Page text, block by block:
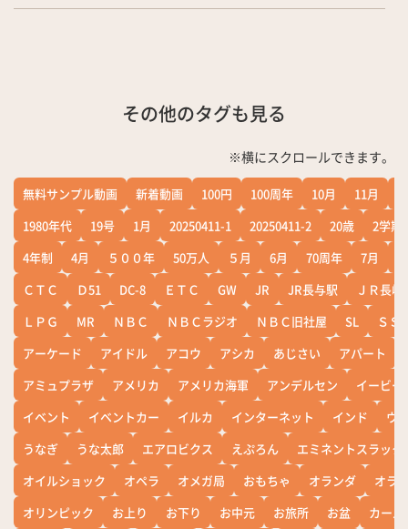
その他のタグも見る
※横にスクロールできます。
無料サンプル動画 新着動画 100円 100周年 10月 11月
1980年代
19号 1月 20250411-1 20250411-2 20歳
2学期
4年制
4月 ５００年 50万人 ５月 6月 70周年 7月
ＣＴＣ
Ｄ51 DC-8 ＥＴＣ GW JR JR長与駅
ＪＲ長崎
ＬＰＧ
MR ＮＢＣ ＮＢＣラジオ ＮＢＣ旧社屋 SL
ＳＳ
アーケード
アイドル アコウ アシカ あじさい アパート
アミュプラザ
アメリカ アメリカ海軍 アンデルセン
イービー
イベント
イベントカー イルカ インターネット インド
ウ
うなぎ
うな太郎 エアロビクス えぷろん
エミネントスラック
オイルショック
オペラ オメガ局 おもちゃ オランダ
オラ
オリンピック
お上り お下り お中元 お旅所 お盆
カー